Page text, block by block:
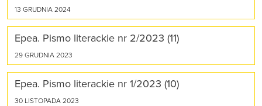
13 GRUDNIA 2024
Epea. Pismo literackie nr 2/2023 (11)
29 GRUDNIA 2023
Epea. Pismo literackie nr 1/2023 (10)
30 LISTOPADA 2023